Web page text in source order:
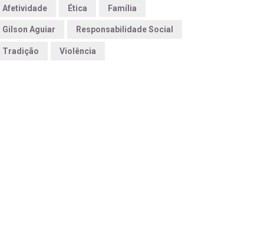
Afetividade Ética Família
Gilson Aguiar Responsabilidade Social
Tradição Violência